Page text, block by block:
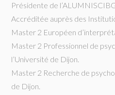
Présidente de
Accréditée auprès des
Master 2 Européen
Master 2 Professionnel de
l’Université de Dijon.
Master 2 Recherche de
de Dijon.